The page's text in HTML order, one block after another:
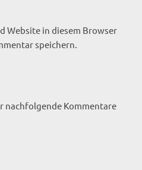
Website in diesem Browser
speichern.
nachfolgende Kommentare